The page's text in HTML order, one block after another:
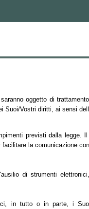
oggetto di
Suoi/Vostri diritti, ai sensi
previsti dalla legge.
la comunicazione
di strumenti
in tutto o in parte, i